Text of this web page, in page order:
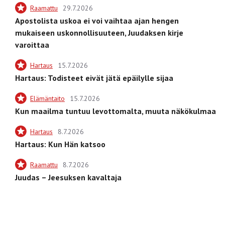
Raamattu 29.7.2026
Apostolista uskoa ei voi vaihtaa ajan hengen
mukaiseen uskonnollisuuteen, Juudaksen kirje
varoittaa
Hartaus 15.7.2026
Hartaus: Todisteet eivät jätä epäilylle sijaa
Elämäntaito 15.7.2026
Kun maailma tuntuu levottomalta, muuta näkökulmaa
Hartaus 8.7.2026
Hartaus: Kun Hän katsoo
Raamattu 8.7.2026
Juudas – Jeesuksen kavaltaja